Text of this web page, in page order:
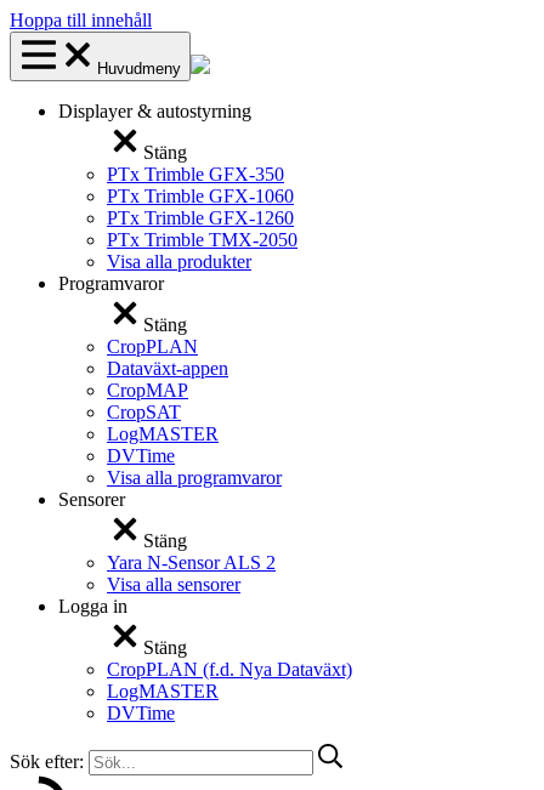
Hoppa till innehåll
Huvudmeny
Displayer & autostyrning
Stäng
PTx Trimble GFX-350
PTx Trimble GFX-1060
PTx Trimble GFX-1260
PTx Trimble TMX-2050
Visa alla produkter
Programvaror
Stäng
CropPLAN
Dataväxt-appen
CropMAP
CropSAT
LogMASTER
DVTime
Visa alla programvaror
Sensorer
Stäng
Yara N-Sensor ALS 2
Visa alla sensorer
Logga in
Stäng
CropPLAN (f.d. Nya Dataväxt)
LogMASTER
DVTime
Sök efter: